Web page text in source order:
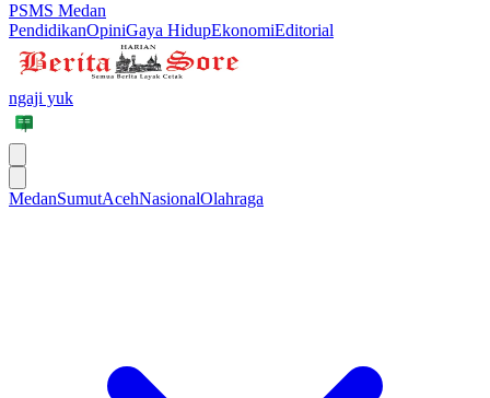
PSMS Medan
PendidikanOpiniGaya HidupEkonomiEditorial
ngaji yuk
MedanSumutAcehNasionalOlahraga